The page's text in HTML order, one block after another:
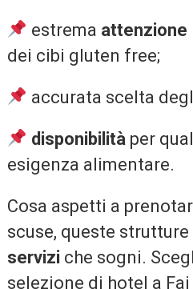
estrema attenzione
dei cibi gluten free;
accurata scelta
disponibilità per
esigenza alimentare.
Cosa aspetti a
scuse, queste
servizi che sogni.
selezione di hotel a